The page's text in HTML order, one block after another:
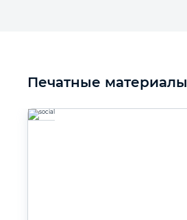
Печатные материалы